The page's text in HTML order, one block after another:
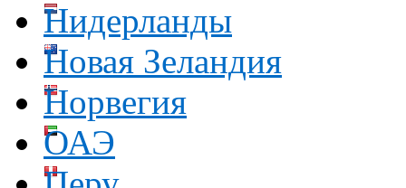
Нидерланды
Новая Зеландия
Норвегия
ОАЭ